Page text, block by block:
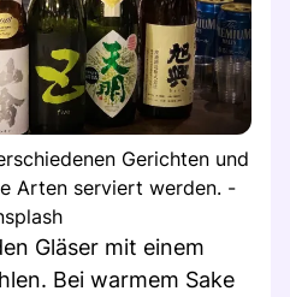
Gerichten und
Arten serviert werden. -
Gläser mit einem
Bei warmem Sake